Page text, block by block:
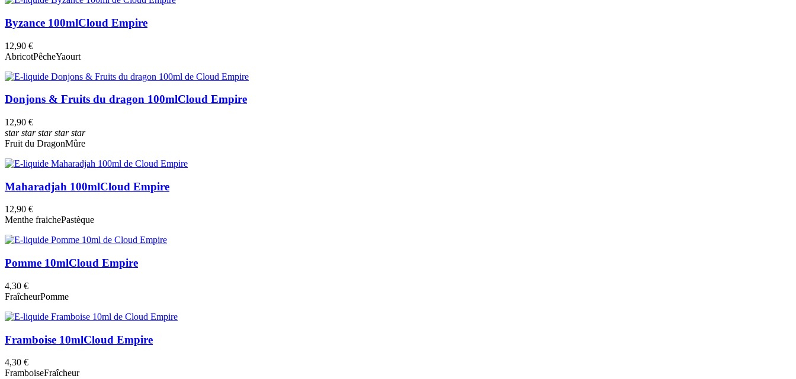
Byzance 100mlCloud Empire
12,90 €
AbricotPêcheYaourt
Donjons & Fruits du dragon 100mlCloud Empire
12,90 €
starstarstarstarstar
Fruit du DragonMûre
Maharadjah 100mlCloud Empire
12,90 €
Menthe fraichePastèque
Pomme 10mlCloud Empire
4,30 €
FraîcheurPomme
Framboise 10mlCloud Empire
4,30 €
FramboiseFraîcheur